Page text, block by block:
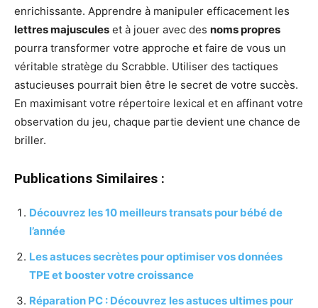
enrichissante. Apprendre à manipuler efficacement les
lettres majuscules et à jouer avec des noms propres
pourra transformer votre approche et faire de vous un
véritable stratège du Scrabble. Utiliser des tactiques
astucieuses pourrait bien être le secret de votre succès.
En maximisant votre répertoire lexical et en affinant votre
observation du jeu, chaque partie devient une chance de
briller.
Publications Similaires :
Découvrez les 10 meilleurs transats pour bébé de
l’année
Les astuces secrètes pour optimiser vos données
TPE et booster votre croissance
Réparation PC : Découvrez les astuces ultimes pour